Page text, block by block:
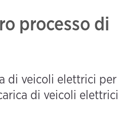
processo di
di veicoli elettrici
di veicoli